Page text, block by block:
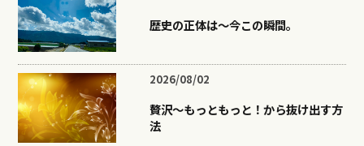
歴史の正体は〜今この瞬間。
2026/08/02
贅沢〜もっともっと！から抜け出す方
法